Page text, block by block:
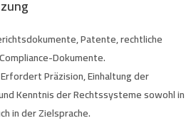
Patente, rechtliche
Dokumente.
Erfordert Präzision, Einhaltung der
Kenntnis der Rechtssysteme sowohl in
in der Zielsprache.